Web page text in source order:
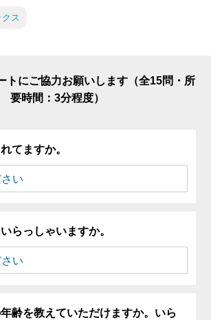
ス
トにご協力お願いします（全15問・所
要時間：3分程度）
てますか。
らっしゃいますか。
齢を教えていただけますか。いら